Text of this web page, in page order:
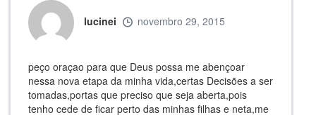
lucinei novembro 29, 2015
peço oraçao para que Deus possa me abençoar
nessa nova etapa da minha vida,certas Decisões a ser
tomadas,portas que preciso que seja aberta,pois
tenho cede de ficar perto das minhas filhas e neta,me